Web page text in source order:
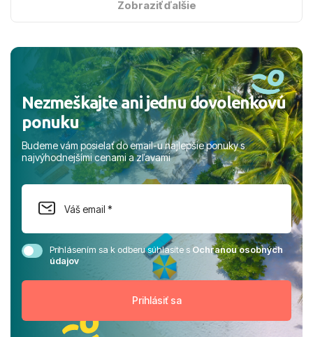
s hviezdičkou. ​Už teraz sa tešíme, kam s nami vyrazíte
Zobraziť ďalšie
Nezmeškajte ani jednu dovolenkovú
ponuku
Budeme vám posielať do email-u najlepšie ponuky s
najvýhodnejšími cenami a zľavami
Prihlásením sa k odberu súhlasíte sOchranou osobných
údajov